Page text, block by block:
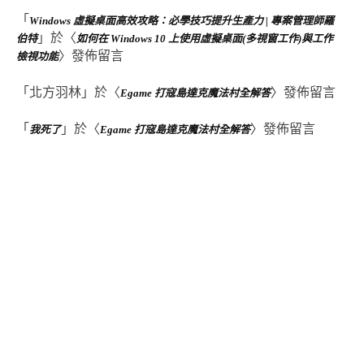
「 Windows 虛擬桌面高效攻略：必學技巧提升生產力 | 專案管理師羅
伯特」於〈 如何在 Windows 10 上使用虛擬桌面(多視窗工作)與工作
檢視功能〉發佈留言
「 北方羽林 」於〈Egame 打寇島達克魔法村全解答〉發佈留言
「 我死了」於〈Egame 打寇島達克魔法村全解答〉發佈留言